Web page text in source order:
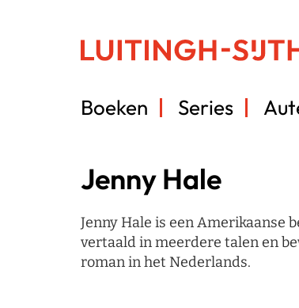
Boeken Series
Jenny Hale
Jenny Hale is een Amerikaanse
vertaald in meerdere talen en
roman in het Nederlands.